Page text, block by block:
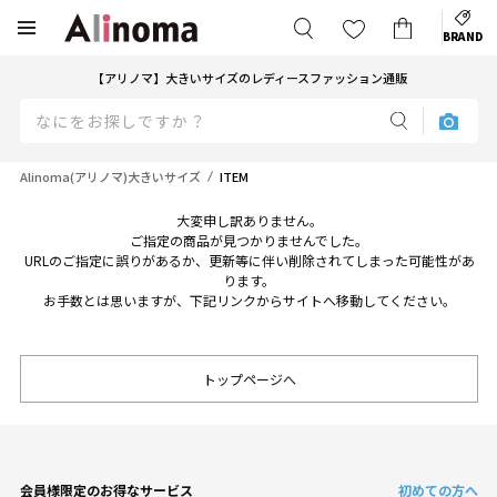
BRAND
【アリノマ】大きいサイズのレディースファッション通販
Alinoma(アリノマ)大きいサイズ ITEM
大変申し訳ありません。
ご指定の商品が見つかりませんでした。
URLのご指定に誤りがあるか、更新等に伴い削除されてしまった可能性があ
ります。
お手数とは思いますが、下記リンクからサイトへ移動してください。
トップページへ
会員様限定のお得なサービス 初めての方へ